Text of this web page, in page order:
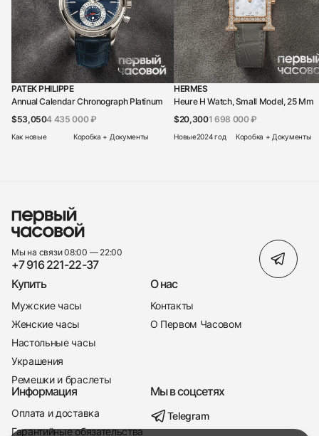
PATEK PHILIPPE
Annual Calendar Chronograph Platinum
$53,0504 435 000 ₽
Как новые Коробка + Документы
HERMES
Heure H Watch, Small Model, 25 Mm
$20,3001 698 000 ₽
Новые2024 год Коробка + Документы
Мы на связи 08:00 — 22:00
+7 916 221-22-37
Купить
Мужские часы
Женские часы
Настольные часы
Украшения
Ремешки и браслеты
О нас
Контакты
О Первом Часовом
Информация
Оплата и доставка
Гарантийные обязательства
Мы в соцсетях
Telegram